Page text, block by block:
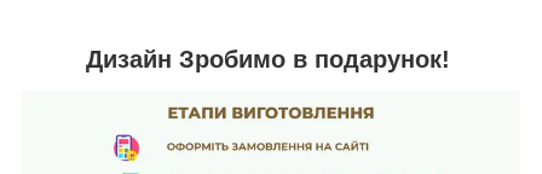
Дизайн Зробимо в подарунок!